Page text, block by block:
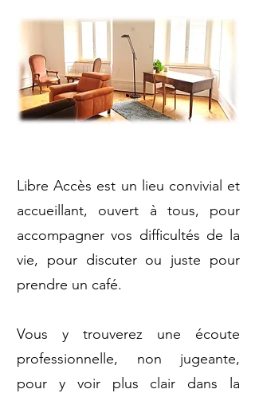
Libre Accès est un lieu convivial et
accueillant, ouvert à tous, pour
accompagner vos difficultés de la
vie, pour discuter ou juste pour
prendre un café.
Vous y trouverez une écoute
professionnelle, non jugeante,
pour y voir plus clair dans la